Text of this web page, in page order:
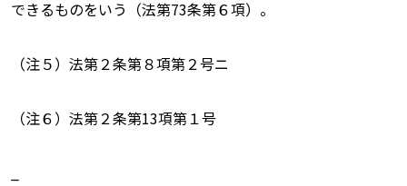
できるものをいう（法第73条第６項）。
（注５）法第２条第８項第２号ニ
（注６）法第２条第13項第１号